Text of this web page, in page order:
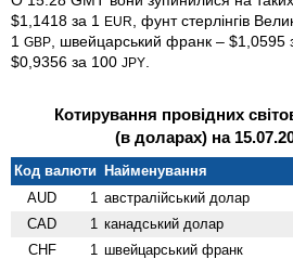
$1,1418 за 1 EUR
, фунт стерлінгів
1 GBP , швейцарський франк – $1,0595
$0,9356 за 100 JPY
Котирування провідних
(в доларах) на
Код валюти Найменування
AUD
1 австралійський долар
CAD 1 канадський долар
CHF 1 швейцарський франк